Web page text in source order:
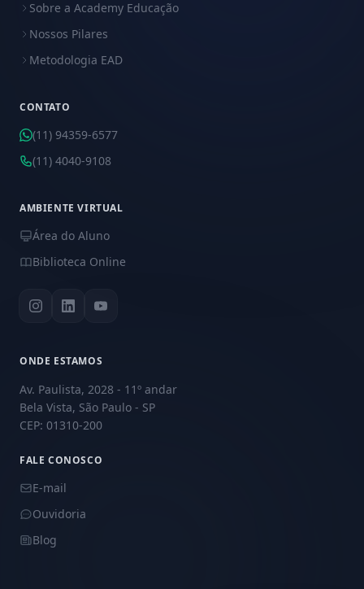
Sobre a Academy Educação
Nossos Pilares
Metodologia EAD
CONTATO
(11) 94359-6577
(11) 4040-9108
AMBIENTE VIRTUAL
Área do Aluno
Biblioteca Online
ONDE ESTAMOS
Av. Paulista, 2028 - 11º andar
Bela Vista, São Paulo - SP
CEP: 01310-200
FALE CONOSCO
E-mail
Ouvidoria
Blog